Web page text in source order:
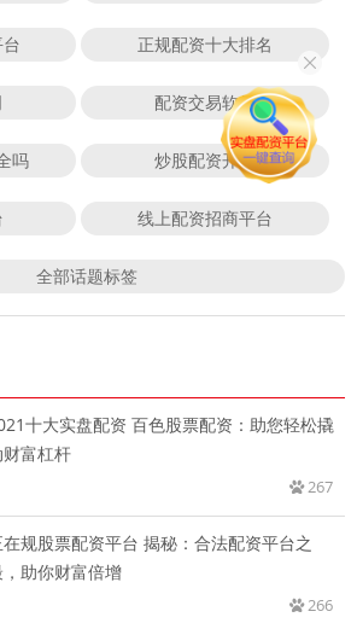
正规配资十大排名
配资交易软件
吗 炒股配资开户
线上配资招商平台
全部话题标签
十大实盘配资 百色股票配资：助您轻松撬
富杠杆
267
在规股票配资平台 揭秘：合法配资平台之
助你财富倍增
266